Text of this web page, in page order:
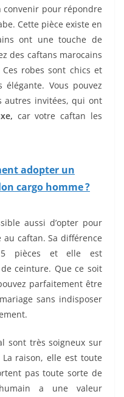
pour répondre
Cette pièce existe en
ont une touche de
des caftans marocains
robes sont chics et
Vous pouvez
autres invitées, qui ont
car votre caftan les
adopter un
cargo homme ?
aussi d’opter pour
caftan. Sa différence
pièces et elle est
ceinture. Que ce soit
parfaitement être
sans indisposer
sont très soigneux sur
La raison, elle est toute
pas toute sorte de
a une valeur